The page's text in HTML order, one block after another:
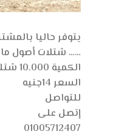
يتوفر حاليا
…… شتلات أصول
الكمية 10.000 شتلة تقريبا…
السعر 14جنيه
للتواصل
إتصل على
01005712407